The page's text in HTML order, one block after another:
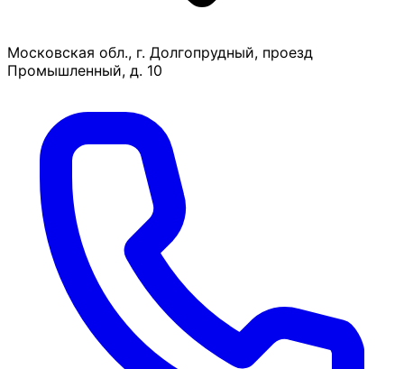
Московская обл., г. Долгопрудный, проезд
Промышленный, д. 10